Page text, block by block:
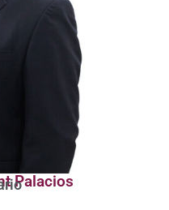
Palacios